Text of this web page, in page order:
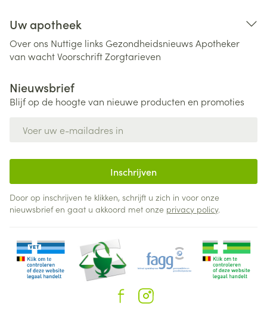
Uw apotheek
Over ons Nuttige links Gezondheidsnieuws Apotheker
van wachtVoorschriftZorgtarieven
Nieuwsbrief
Blijf op de hoogte van nieuwe producten en promoties
Inschrijven
Door op inschrijven te klikken, schrijft u zich in voor onze
nieuwsbrief en gaat u akkoord met onze privacy policy.